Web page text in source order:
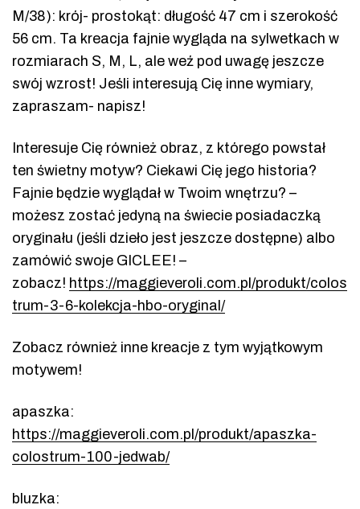
M/38): krój- prostokąt: długość 47 cm i szerokość
56 cm. Ta kreacja fajnie wygląda na sylwetkach w
rozmiarach S, M, L, ale weź pod uwagę jeszcze
swój wzrost! Jeśli interesują Cię inne wymiary,
zapraszam- napisz!
Interesuje Cię również obraz, z którego powstał
ten świetny motyw? Ciekawi Cię jego historia?
Fajnie będzie wyglądał w Twoim wnętrzu? –
możesz zostać jedyną na świecie posiadaczką
oryginału (jeśli dzieło jest jeszcze dostępne) albo
zamówić swoje GICLEE! –
zobacz! https://maggieveroli.com.pl/produkt/colos
trum-3-6-kolekcja-hbo-oryginal/
Zobacz również inne kreacje z tym wyjątkowym
motywem!
apaszka:
https://maggieveroli.com.pl/produkt/apaszka-
colostrum-100-jedwab/
bluzka: